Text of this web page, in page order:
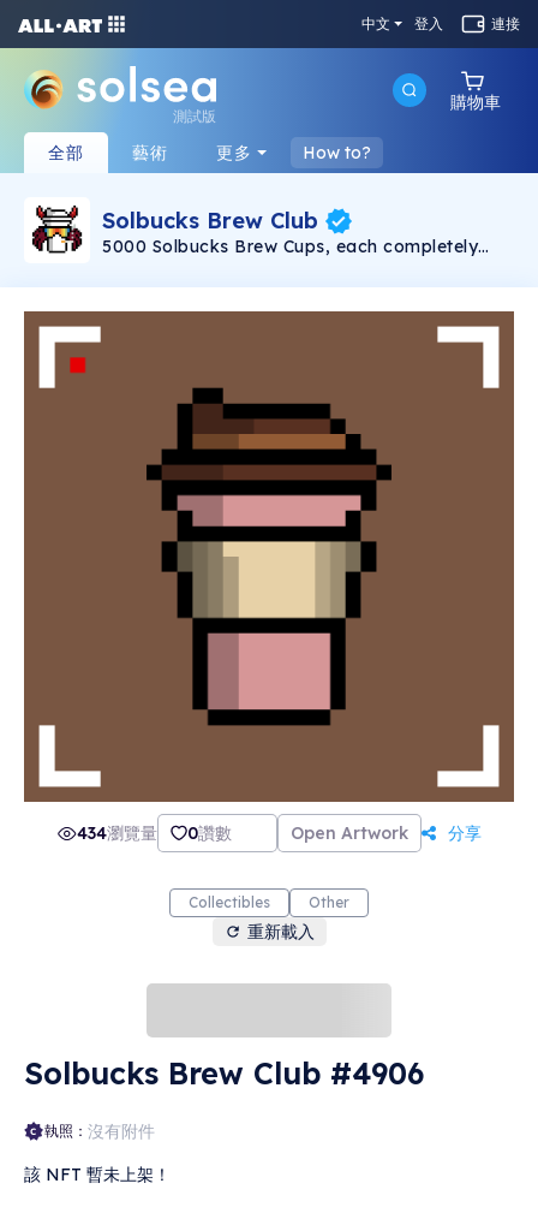
中文 登入 連接
測試版
購物車
全部 藝術 更多 How to?
Solbucks Brew Club
5000 Solbucks Brew Cups, each completely
packaged to ship to their new owners.
434瀏覽量 0讚數 Open Artwork 分享
Collectibles Other
重新載入
Solbucks Brew Club #4906
執照： 沒有附件
該 NFT 暫未上架！